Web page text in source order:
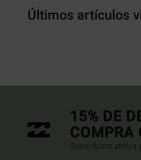
Últimos artículos
15% DE
COMPRA
Suscríbete